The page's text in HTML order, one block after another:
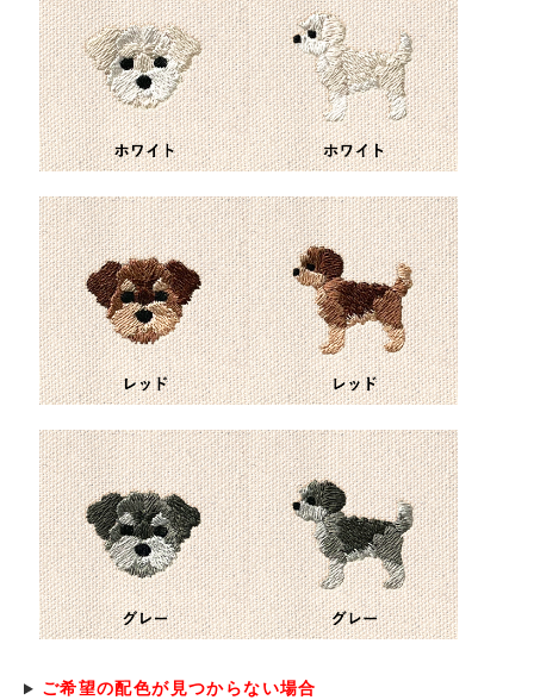
ご希望の配色が見つからない場合